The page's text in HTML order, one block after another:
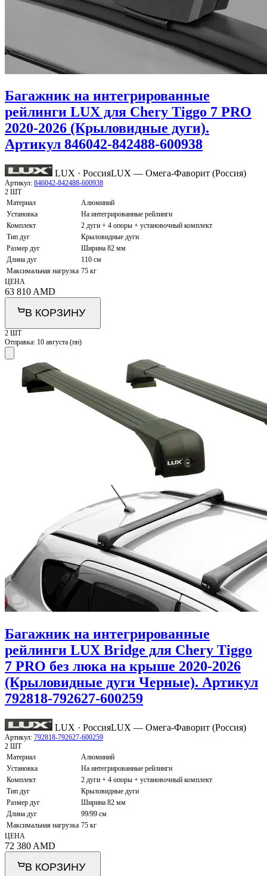
Багажник на интегрированные
рейлинги LUX для Chery Tiggo 7 PRO
2020-2026 (Крыловидные дуги).
Артикул 846042-842488-600938
LUX · РоссияLUX — Омега-Фаворит (Россия)
Артикул: 846042-842488-600938
2 ШТ
Материал
Алюминий
Установка
На интегрированные рейлинги
Комплект
2 дуги + 4 опоры + установочный комплект
Тип дуг
Крыловидные дуги
Размер дуг
Ширина 82 мм
Длина дуг
110 см
Максимальная нагрузка 75 кг
ЦЕНА
63 810 AMD
В КОРЗИНУ
2 ШТ
Отправка: 10 августа (пн)
Багажник на интегрированные
рейлинги LUX Bridge для Chery Tiggo
7 PRO без люка на крыше 2020-2026
(Крыловидные дуги Черные). Артикул
792818-792627-600259
LUX · РоссияLUX — Омега-Фаворит (Россия)
Артикул: 792818-792627-600259
2 ШТ
Материал
Алюминий
Установка
На интегрированные рейлинги
Комплект
2 дуги + 4 опоры + установочный комплект
Тип дуг
Крыловидные дуги
Размер дуг
Ширина 82 мм
Длина дуг
99/99 см
Максимальная нагрузка 75 кг
ЦЕНА
72 380 AMD
В КОРЗИНУ